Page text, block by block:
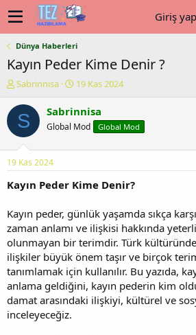
Giriş yap
Dünya Haberleri
Kayın Peder Kime Denir ?
K
n
u
y
b
a
ş
t
a
n
Sabrinnisa
B
ş
a
ç
r
i
h
i
19 Kas 2024
S Sabrinnisa
Global Mod Global Mod
19 Kas 2024
Kayın Peder Kime Denir?
Kayın peder, günlük yaşamda sıkça
zaman anlamı ve ilişkisi hakkında
olunmayan bir terimdir. Türk
ilişkiler büyük önem taşır ve birçok
tanımlamak için kullanılır. Bu yazıda,
anlama geldiğini, kayın pederin kim
damat arasındaki ilişkiyi, kültürel ve
inceleyeceğiz.